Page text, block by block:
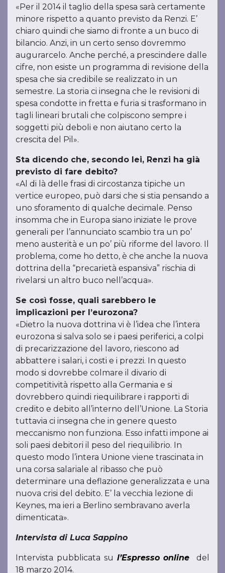
«Per il 2014 il taglio della spesa sarà certamente
minore rispetto a quanto previsto da Renzi. E’
chiaro quindi che siamo di fronte a un buco di
bilancio. Anzi, in un certo senso dovremmo
augurarcelo. Anche perché, a prescindere dalle
cifre, non esiste un programma di revisione della
spesa che sia credibile se realizzato in un
semestre. La storia ci insegna che le revisioni di
spesa condotte in fretta e furia si trasformano in
tagli lineari brutali che colpiscono sempre i
soggetti più deboli e non aiutano certo la
crescita del Pil».
Sta dicendo che, secondo lei, Renzi ha già
previsto di fare debito?
«Al di là delle frasi di circostanza tipiche un
vertice europeo, può darsi che si stia pensando a
uno sforamento di qualche decimale. Penso
insomma che in Europa siano iniziate le prove
generali per l’annunciato scambio tra un po’
meno austerità e un po’ più riforme del lavoro. Il
problema, come ho detto, è che anche la nuova
dottrina della “precarietà espansiva” rischia di
rivelarsi un altro buco nell’acqua».
Se così fosse, quali sarebbero le
implicazioni per l’eurozona?
«Dietro la nuova dottrina vi è l’idea che l’intera
eurozona si salva solo se i paesi periferici, a colpi
di precarizzazione del lavoro, riescono ad
abbattere i salari, i costi e i prezzi. In questo
modo si dovrebbe colmare il divario di
competitività rispetto alla Germania e si
dovrebbero quindi riequilibrare i rapporti di
credito e debito all’interno dell’Unione. La Storia
tuttavia ci insegna che in genere questo
meccanismo non funziona. Esso infatti impone ai
soli paesi debitori il peso del riequilibrio. In
questo modo l’intera Unione viene trascinata in
una corsa salariale al ribasso che può
determinare una deflazione generalizzata e una
nuova crisi del debito. E’ la vecchia lezione di
Keynes, ma ieri a Berlino sembravano averla
dimenticata».
Intervista di Luca Sappino
Intervista pubblicata su l’Espresso online del
18 marzo 2014.